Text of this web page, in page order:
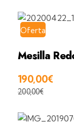
Oferta
Mesilla
190,00€
200,00€